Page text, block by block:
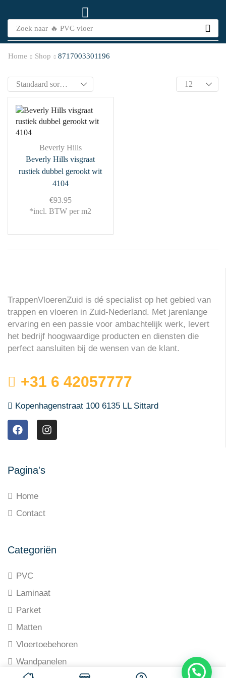
Zoek naar 🔥 PVC vloer
Home Shop 8717003301196
Beverly Hills
Beverly Hills visgraat
rustiek dubbel gerookt wit
4104
€93.95
*incl. BTW per m2
TrappenVloerenZuid is dé specialist op het gebied van
trappen en vloeren in Zuid-Nederland. Met jarenlange
ervaring en een passie voor ambachtelijk werk, levert
het bedrijf hoogwaardige producten en diensten die
perfect aansluiten bij de wensen van de klant.
+31 6 42057777
Kopenhagenstraat 100 6135 LL Sittard
Pagina's
Home
Contact
Categoriën
PVC
Laminaat
Parket
Matten
Vloertoebehoren
Wandpanelen